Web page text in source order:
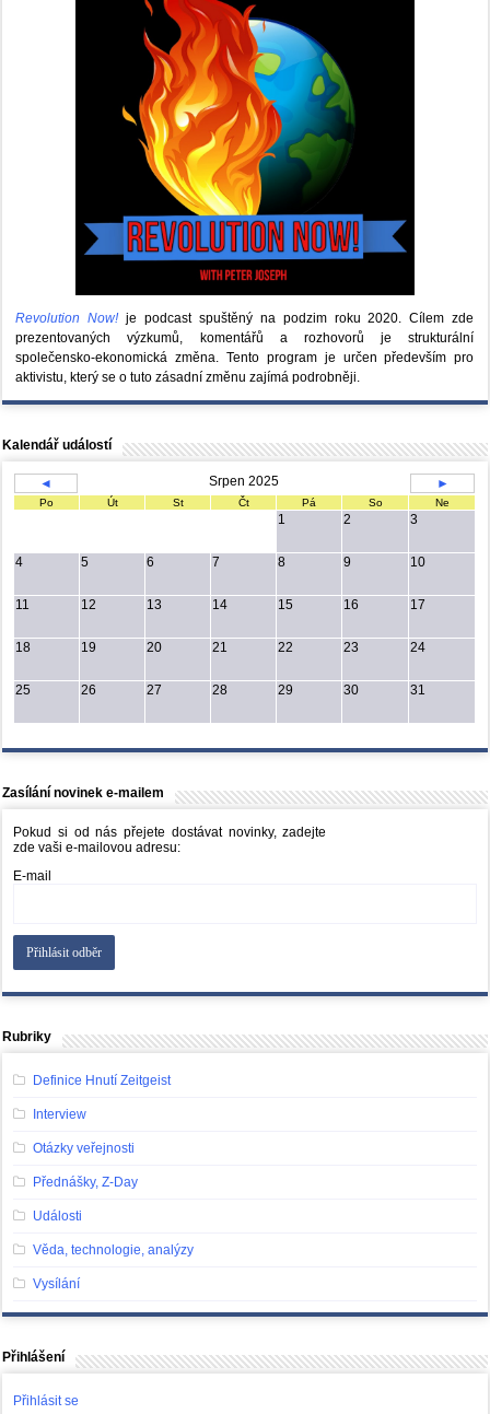
Revolution Now! je podcast spuštěný na podzim roku 2020.Cílem zde
prezentovaných výzkumů, komentářů a rozhovorů je strukturální
společensko-ekonomická změna. Tento program je určen především pro
aktivistu, který se o tuto zásadní změnu zajímá podrobněji.
Kalendář událostí
◄ Srpen 2025 ►
Po Út St Čt Pá So Ne
1 2 3
4 5 6 7 8 9 10
11 12 13 14 15 16 17
18 19 20 21 22 23 24
25 26 27 28 29 30 31
Zasílání novinek e-mailem
Pokud si od nás přejete dostávat novinky, zadejte
zde vaši e-mailovou adresu:
E-mail
Rubriky
Definice Hnutí Zeitgeist
Interview
Otázky veřejnosti
Přednášky, Z-Day
Události
Věda, technologie, analýzy
Vysílání
Přihlášení
Přihlásit se